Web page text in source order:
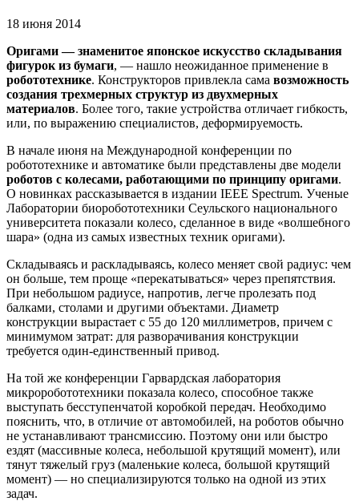
18 июня 2014
Оригами — знаменитое японское искусство складывания
фигурок из бумаги, — нашло неожиданное применение в
робототехнике. Конструкторов привлекла сама возможность
создания трехмерных структур из двухмерных
материалов. Более того, такие устройства отличает гибкость,
или, по выражению специалистов, деформируемость.
В начале июня на Международной конференции по
робототехнике и автоматике были представлены две модели
роботов с колесами, работающими по принципу оригами.
О новинках рассказывается в издании IEEE Spectrum. Ученые
Лаборатории биоробототехники Сеульского национального
университета показали колесо, сделанное в виде «волшебного
шара» (одна из самых известных техник оригами).
Складываясь и раскладываясь, колесо меняет свой радиус: чем
он больше, тем проще «перекатываться» через препятствия.
При небольшом радиусе, напротив, легче пролезать под
балками, столами и другими объектами. Диаметр
конструкции вырастает с 55 до 120 миллиметров, причем с
минимумом затрат: для разворачивания конструкции
требуется один-единственный привод.
На той же конференции Гарвардская лаборатория
микроробототехники показала колесо, способное также
выступать бесступенчатой коробкой передач. Необходимо
пояснить, что, в отличие от автомобилей, на роботов обычно
не устанавливают трансмиссию. Поэтому они или быстро
ездят (массивные колеса, небольшой крутящий момент), или
тянут тяжелый груз (маленькие колеса, большой крутящий
момент) — но специализируются только на одной из этих
задач.